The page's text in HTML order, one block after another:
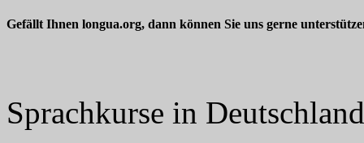
Gefällt Ihnen longua.org, dann können Sie uns gerne
Sprachkurse in